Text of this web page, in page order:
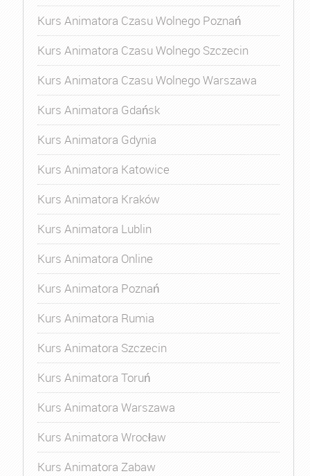
Kurs Animatora Czasu Wolnego Poznań
Kurs Animatora Czasu Wolnego Szczecin
Kurs Animatora Czasu Wolnego Warszawa
Kurs Animatora Gdańsk
Kurs Animatora Gdynia
Kurs Animatora Katowice
Kurs Animatora Kraków
Kurs Animatora Lublin
Kurs Animatora Online
Kurs Animatora Poznań
Kurs Animatora Rumia
Kurs Animatora Szczecin
Kurs Animatora Toruń
Kurs Animatora Warszawa
Kurs Animatora Wrocław
Kurs Animatora Zabaw